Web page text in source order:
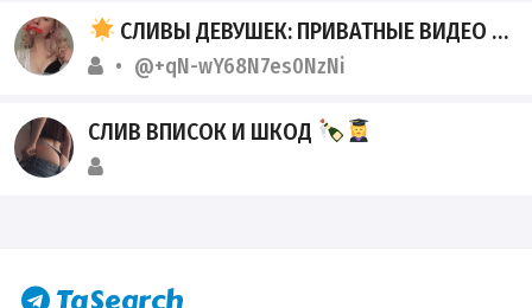
СЛИВЫ ДЕВУШЕК: ПРИВАТНЫЕ ВИДЕО ИЗ ТЕЛЕГРАМА
@+qN-wY68N7es0NzNi
СЛИВ ВПИСОК И ШКОД